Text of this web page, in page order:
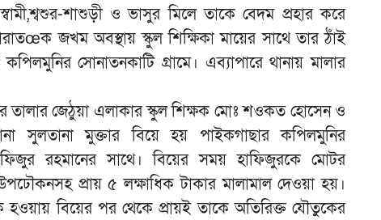
শাশুড়ী ও ভাসুর মিলে তাকে বেদম প্রহার করে
জখম অবস্থায় স্কুল শিক্ষিকা মায়ের সাথে তার ঠাঁই
সোনাতনকাটি গ্রামে। এব্যাপারে থানায় মালার
তালার জেঠুয়া এলাকার স্কুল শিক্ষক মোঃ শওকত হোসেন ও
সুলতানা মুক্তার বিয়ে হয় পাইকগাছার কপিলমুনির
রহমানের সাথে। বিয়ের সময় হাফিজুরকে মোটর
প্রায় ৫ লক্ষাধিক টাকার মালামাল দেওয়া হয়।
হওয়ায় বিয়ের পর থেকে প্রায়ই তাকে অতিরিক্ত যৌতুকের